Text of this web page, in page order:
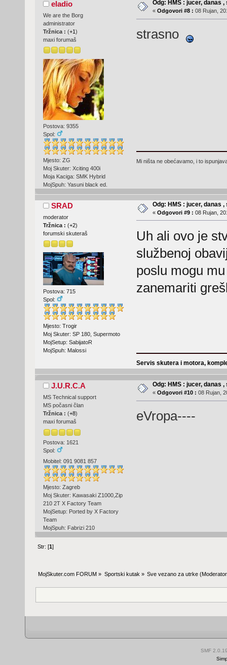
eladio
We are the Borg
administrator
Tržnica : (+1)
maxi forumaš
Postova: 9355
Spol:
Mjesto: ZG
Moj Skuter: Xciting 400i
Moja Kaciga: SMK Hybrid
MojSpuh: Yasuni black ed.
Odg: HMS : jucer, danas ,
« Odgovori #8 : 08 Rujan,
strasno
Mi ništa ne obećavamo, i to
SRAD
moderator
Tržnica : (+2)
forumski skuteraš
Postova: 715
Spol:
Mjesto: Trogir
Moj Skuter: SP 180, Supermoto
MojSetup: SabijatoR
MojSpuh: Malossi
Odg: HMS : jucer, danas ,
« Odgovori #9 : 08 Rujan,
Uh ali ovo je
službenoj
poslu mogu
zanemariti
Servis skutera i motora,
J.U.R.C.A
MS Technical support
MS počasni član
Tržnica : (+8)
maxi forumaš
Postova: 1621
Spol:
Mobitel: 091 9081 857
Mjesto: Zagreb
Moj Skuter: Kawasaki Z1000,Zip
210 2T X Factory Team
MojSetup: Ported by X Factory
Team
MojSpuh: Fabrizi 210
Odg: HMS : jucer, danas ,
« Odgovori #10 : 08 Rujan,
eVropa----
Str: [1]
MojSkuter.com FORUM » Sportski kutak » Sve vezano za utrke
SMF